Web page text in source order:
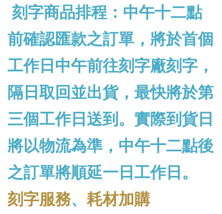
刻字商品排程：中午十二點
前確認匯款之訂單，將於首個
工作日中午前往刻字廠刻字，
隔日取回並出貨，最快將於第
三個工作日送到。實際到貨日
將以物流為準，中午十二點後
之訂單將順延一日工作日。
刻字服務、 耗材加購